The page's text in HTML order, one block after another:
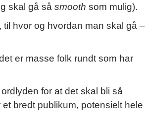
skal gå så smooth som mulig).
hvor og hvordan man skal gå –
er masse folk rundt som har
for at det skal bli så
bredt publikum, potensielt hele